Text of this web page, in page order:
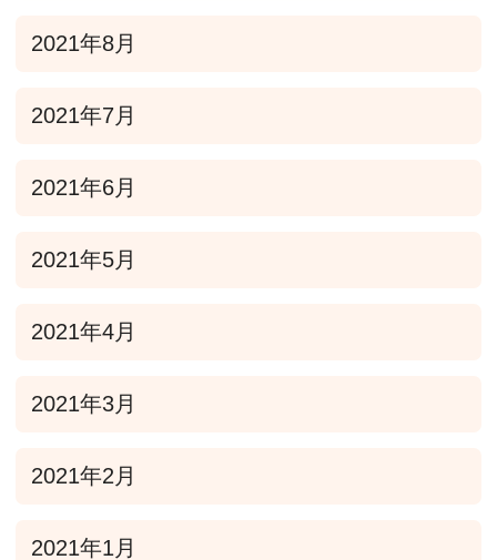
2021年8月
2021年7月
2021年6月
2021年5月
2021年4月
2021年3月
2021年2月
2021年1月